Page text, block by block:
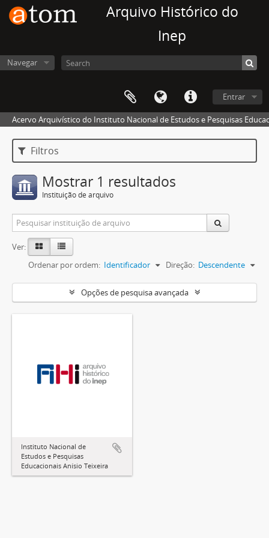
Arquivo Histórico do
Inep
Navegar
Entrar
Acervo Arquivístico do Instituto Nacional de Estudos e Pesquisas
Filtros
Mostrar 1 resultados
Instituição de arquivo
Ver:
Ordenar por ordem: Identificador Direção: Descendente
Opções de pesquisa avançada
Instituto Nacional de
Estudos e Pesquisas
Educacionais Anísio Teixeira